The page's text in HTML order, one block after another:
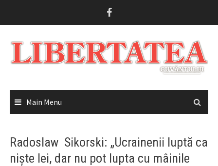
Main Menu
Radoslaw Sikorski: „Ucrainenii luptă ca
niște lei, dar nu pot lupta cu mâinile